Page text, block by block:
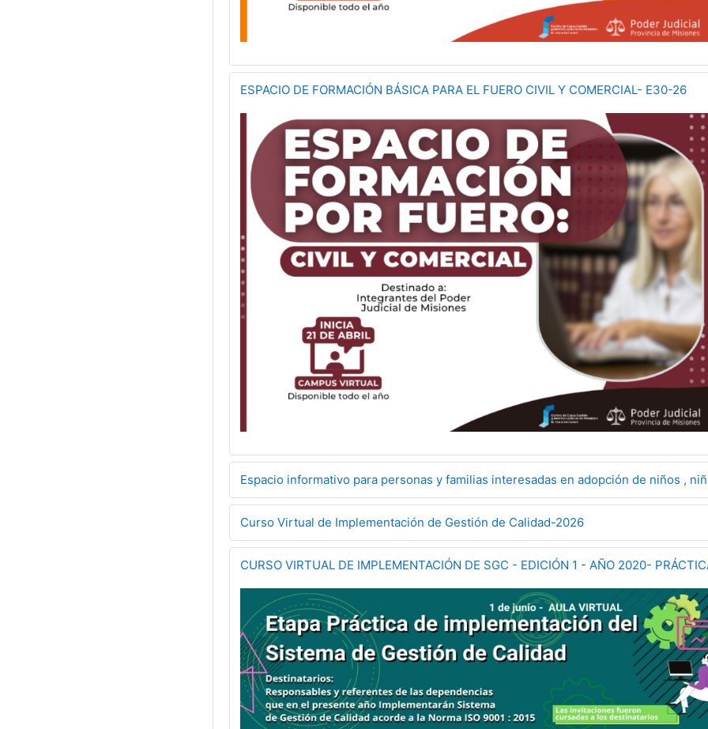
ESPACIO DE FORMACIÓN BÁSICA PARA EL FUERO CIVIL Y COMERCIAL- E30-26
Espacio informativo para personas y familias interesadas en adopción de niños ,
Curso Virtual de Implementación de Gestión de Calidad-2026
CURSO VIRTUAL DE IMPLEMENTACIÓN DE SGC - EDICIÓN 1 - AÑO 2020-